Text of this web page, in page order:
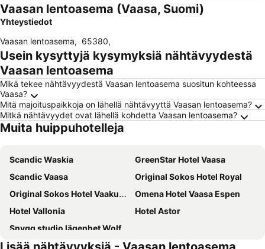
Vaasan lentoasema (Vaasa, Suomi)
Yhteystiedot
Vaasan lentoasema, 65380,
Usein kysyttyjä kysymyksiä nähtävyydestä
Vaasan lentoasema
Mikä tekee nähtävyydestä Vaasan lentoasema suositun kohteessa
Vaasa?
Mitä majoituspaikkoja on lähellä nähtävyyttä Vaasan lentoasema?
Mitkä nähtävyydet ovat lähellä kohdetta Vaasan lentoasema?
Muita huippuhotelleja
Scandic Waskia
GreenStar Hotel Vaasa
Scandic Vaasa
Original Sokos Hotel Royal
Original Sokos Hotel Vaakuna Vaasa
Omena Hotel Vaasa Espen
Hotel Vallonia
Hotel Astor
Snygg studio lägenhet Wolffskavägen 21